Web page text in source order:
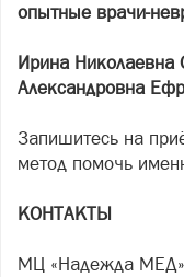
опытные врачи-
Ирина Николаевна
Александровна
Запишитесь на
метод помочь
КОНТАКТЫ
МЦ «Надежда